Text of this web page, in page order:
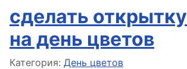
сделать открытку
на день цветов
Информация о материале
Категория: День цветов